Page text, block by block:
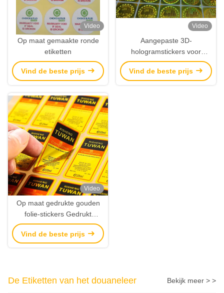
Video
Op maat gemaakte ronde
etiketten
Vind de beste prijs
Video
Aangepaste 3D-
hologramstickers voor
beveiliging online, niet-
herbruikbare
Vind de beste prijs
Video
Op maat gedrukte gouden
folie-stickers Gedrukt
metalen etiketten & op maat
gemaakt metalen stickers
Vind de beste prijs
De Etiketten van het douaneleer Bekijk meer > >